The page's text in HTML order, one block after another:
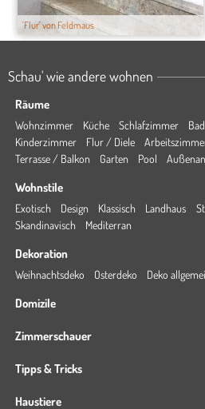
'Flur' von Feldmaus
Schau' wie andere wohnen
Räume
Wohnzimmer Küche Schlafzimmer Bad
Kinderzimmer
Flur / Diele
Terrasse / Balkon
Garten Pool
Wohnstile
Exotisch Design Klassisch Landhaus
Skandinavisch
Mediterran
Dekoration
Weihnachtsdeko Osterdeko Deko
Domizile
Zimmerschauer
Tipps & Tricks
Haustiere